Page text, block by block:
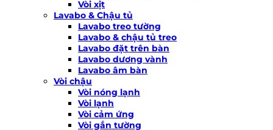
Vòi xịt
Lavabo & Chậu tủ
Lavabo treo tường
Lavabo & chậu tủ treo
Lavabo đặt trên bàn
Lavabo dương vành
Lavabo âm bàn
Vòi chậu
Vòi nóng lạnh
Vòi lạnh
Vòi cảm ứng
Vòi gắn tường